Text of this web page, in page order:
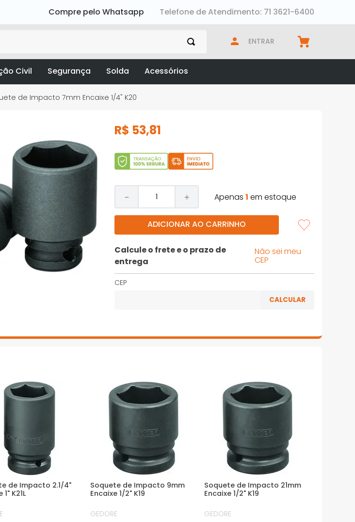
Compre pelo Whatsapp
Telefone de Atendimento: 71 3621-6400
ENTRAR
Civil Segurança Solda Acessórios
de Impacto 7mm Encaixe 1/4" K20
R$ 53,81
＋
－ Apenas1 em estoque
ADICIONAR AO CARRINHO
Calcule o frete e o prazo de
entrega
Não sei meu
CEP
CEP
de Impacto 2.1/4"
K21L
Soquete de Impacto 9mm
Encaixe 1/2" K19
GEDORE
Soquete de Impacto 21mm
Encaixe 1/2" K19
GEDORE